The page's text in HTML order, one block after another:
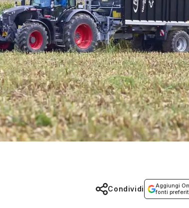
Aggiungi
fonti
Condividi